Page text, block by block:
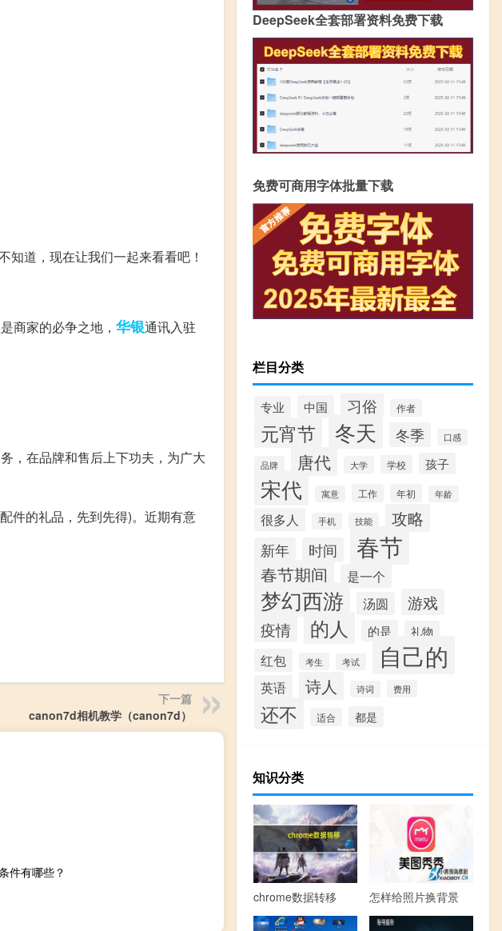
知道，现在让我们一起来看看吧！
商家的必争之地， 华银通讯入驻
，在品牌和售后上下功夫，为广大
件的礼品，先到先得)。近期有意
下一篇
canon7d相机教学（canon7d）
件有哪些？
DeepSeek全套部署资料免费下载
免费可商用字体批量下载
栏目分类
专业 中国 习俗 作者
元宵节 冬天 冬季 口感
品牌 唐代 大学 学校 孩子
宋代 寓意 工作 年初 年龄
很多人 手机 技能 攻略
新年 时间 春节
春节期间 是一个
梦幻西游 汤圆
游戏
疫情
的人 的是 礼物
红包 考生 考试 自己的
英语 诗人 诗词 费用
还不 适合 都是
知识分类
chrome数据转移 怎样给照片换背景